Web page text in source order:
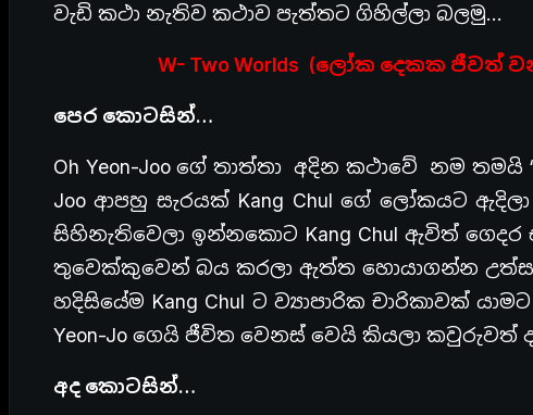
වැඩි කථා නැතිව කථාව පැත්තට ගිහිල්ලා බලමු…
W- Two Worlds (ලෝක දෙකක ජීවත්
පෙර කොටසින්…
Oh Yeon-Joo ගේ තාත්තා අදින කථාවේ නම තමයි
Joo ආපහු සැරයක් Kang Chul ගේ ලෝකයට
සිහිනැතිවෙලා ඉන්නකොට Kang Chul ඇවිත් ගෙදර
තුවෙක්කුවෙන් බය කරලා ඇත්ත හොයාගන්න
හදිසියේම Kang Chul ට ව්‍යාපාරික චාරිකාවක්
Yeon-Jo ගෙයි ජීවිත වෙනස් වෙයි කියලා කවුරුවත්
අද කොටසින්…